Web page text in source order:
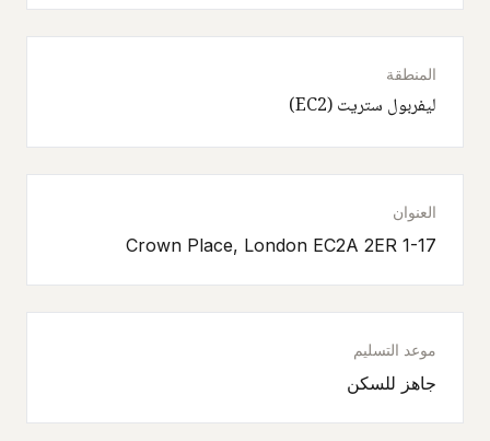
المنطقة
ليفربول ستريت (EC2)
العنوان
1-17 Crown Place, London EC2A 2ER
موعد التسليم
جاهز للسكن